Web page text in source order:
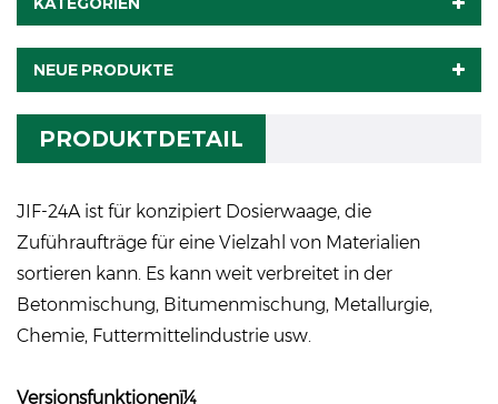
NEUE PRODUKTE
PRODUKTDETAIL
JIF-24A ist für konzipiert Dosierwaage, die
Zuführaufträge für eine Vielzahl von Materialien
sortieren kann. Es kann weit verbreitet in der
Betonmischung, Bitumenmischung, Metallurgie,
Chemie, Futtermittelindustrie usw.
Versionsfunktionenï¼